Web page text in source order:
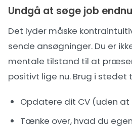
Undgå at søge job endnu
Det lyder måske
sende ansøgninger. Du er
mentale tilstand til at
positivt lige nu. Brug i stedet
Opdatere dit CV (uden
Tænke over, hvad du